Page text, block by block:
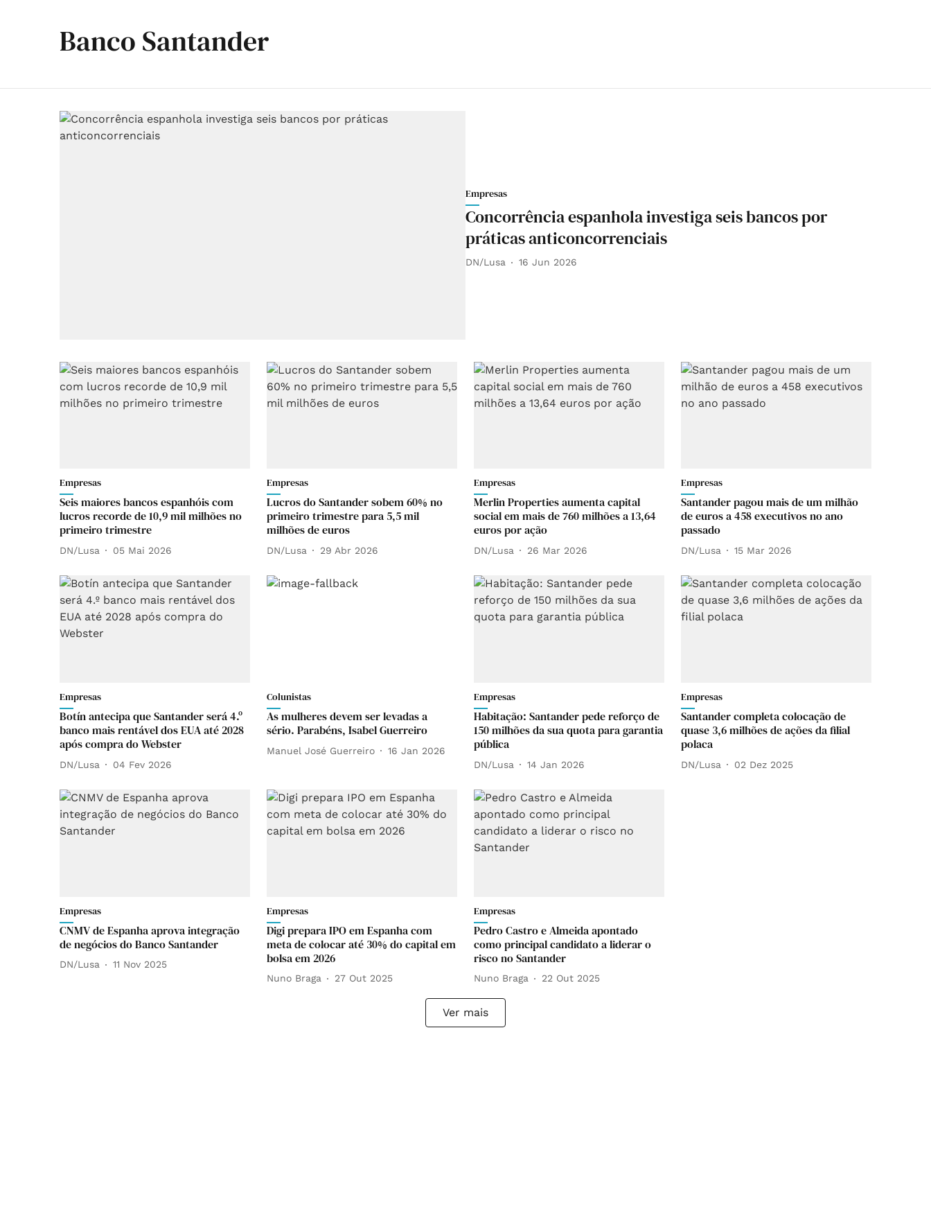
Banco Santander
Empresas
Concorrência espanhola investiga seis bancos por
práticas anticoncorrenciais
DN/Lusa 16 Jun 2026
Empresas
Seis maiores bancos espanhóis com
lucros recorde de 10,9 mil milhões no
primeiro trimestre
DN/Lusa 05 Mai 2026
Empresas
Lucros do Santander sobem 60% no
primeiro trimestre para 5,5 mil
milhões de euros
DN/Lusa 29 Abr 2026
Empresas
Merlin Properties aumenta capital
social em mais de 760 milhões a 13,64
euros por ação
DN/Lusa 26 Mar 2026
Empresas
Santander pagou mais de um milhão
de euros a 458 executivos no ano
passado
DN/Lusa 15 Mar 2026
Empresas
Botín antecipa que Santander será 4.º
banco mais rentável dos EUA até 2028
após compra do Webster
DN/Lusa 04 Fev 2026
Colunistas
As mulheres devem ser levadas a
sério. Parabéns, Isabel Guerreiro
Manuel José Guerreiro 16 Jan 2026
Empresas
Habitação: Santander pede reforço de
150 milhões da sua quota para garantia
pública
DN/Lusa 14 Jan 2026
Empresas
Santander completa colocação de
quase 3,6 milhões de ações da filial
polaca
DN/Lusa 02 Dez 2025
Empresas
CNMV de Espanha aprova integração
de negócios do Banco Santander
DN/Lusa 11 Nov 2025
Empresas
Digi prepara IPO em Espanha com
meta de colocar até 30% do capital em
bolsa em 2026
Nuno Braga 27 Out 2025
Empresas
Pedro Castro e Almeida apontado
como principal candidato a liderar o
risco no Santander
Nuno Braga 22 Out 2025
Ver mais